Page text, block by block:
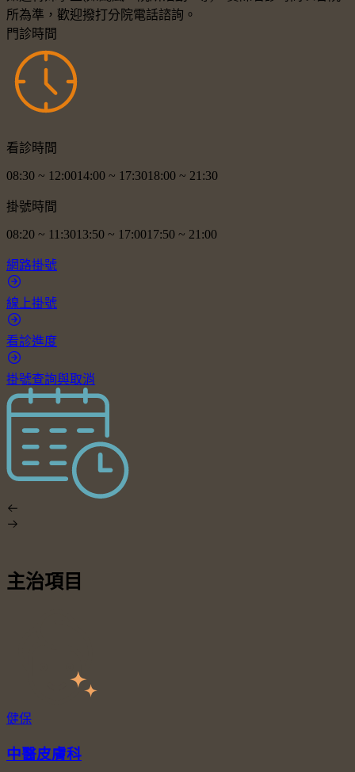
所為準，歡迎撥打分院電話諮詢。
門診時間
看診時間
08:30 ~ 12:0014:00 ~ 17:3018:00 ~ 21:30
掛號時間
08:20 ~ 11:3013:50 ~ 17:0017:50 ~ 21:00
網路掛號
線上掛號
看診進度
掛號查詢與取消
主治項目
健保
中醫皮膚科